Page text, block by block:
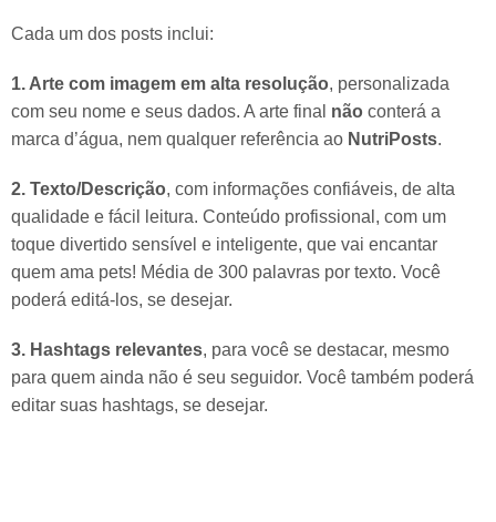
Cada um dos posts inclui:
1. Arte com imagem em alta resolução, personalizada
com seu nome e seus dados. A arte final não conterá a
marca d’água, nem qualquer referência ao NutriPosts.
2. Texto/Descrição, com informações confiáveis, de alta
qualidade e fácil leitura. Conteúdo profissional, com um
toque divertido sensível e inteligente, que vai encantar
quem ama pets! Média de 300 palavras por texto. Você
poderá editá-los, se desejar.
3. Hashtags relevantes, para você se destacar, mesmo
para quem ainda não é seu seguidor. Você também poderá
editar suas hashtags, se desejar.